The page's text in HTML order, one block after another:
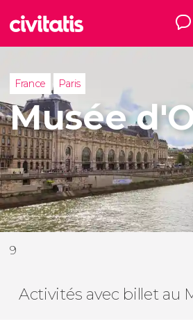
France Paris
Musée
9
Activités avec billet au